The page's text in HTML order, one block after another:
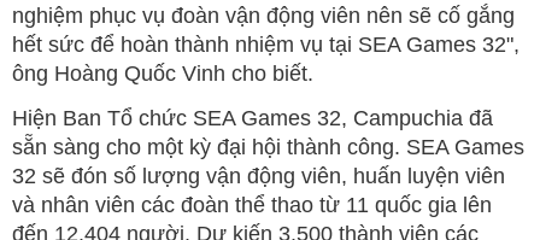
nghiệm phục vụ đoàn vận động viên nên sẽ cố gắng
hết sức để hoàn thành nhiệm vụ tại SEA Games 32",
ông Hoàng Quốc Vinh cho biết.
Hiện Ban Tổ chức SEA Games 32, Campuchia đã
sẵn sàng cho một kỳ đại hội thành công. SEA Games
32 sẽ đón số lượng vận động viên, huấn luyện viên
và nhân viên các đoàn thể thao từ 11 quốc gia lên
đến 12.404 người. Dự kiến 3.500 thành viên các